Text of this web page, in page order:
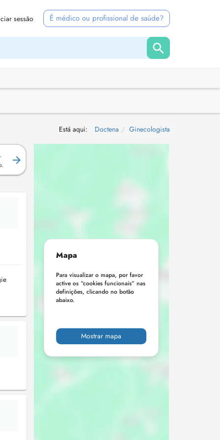
sessão É médico ou profissional de saúde?
Está aqui: Doctena Ginecologista
Mapa
Para visualizar o mapa, por favor
active os “cookies funcionais” nas
definições, clicando no botão
abaixo.
Mostrar mapa